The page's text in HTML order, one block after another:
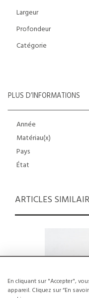
En cliquant sur "Accepter",
appareil. Cliquez sur “En
Largeur
Profondeur
Catégorie
PLUS D’INFORMATIONS
Année
Matériau(x)
Pays
État
ARTICLES